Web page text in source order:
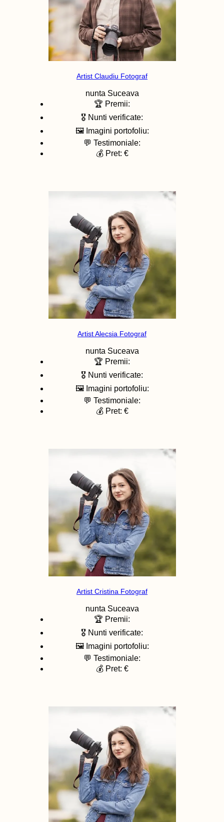
Artist Claudiu Fotograf
nunta Suceava
🏆 Premii:
🎖️ Nunti verificate:
🖼️ Imagini portofoliu:
💬 Testimoniale:
💰 Pret: €
Artist Alecsia Fotograf
nunta Suceava
🏆 Premii:
🎖️ Nunti verificate:
🖼️ Imagini portofoliu:
💬 Testimoniale:
💰 Pret: €
Artist Cristina Fotograf
nunta Suceava
🏆 Premii:
🎖️ Nunti verificate:
🖼️ Imagini portofoliu:
💬 Testimoniale:
💰 Pret: €